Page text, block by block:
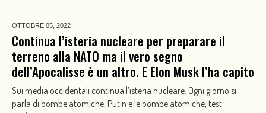
OTTOBRE 05, 2022
Continua l’isteria nucleare per preparare il
terreno alla NATO ma il vero segno
dell’Apocalisse è un altro. E Elon Musk l’ha capito
Sui media occidentali continua l’isteria nucleare. Ogni giorno si
parla di bombe atomiche, Putin e le bombe atomiche, test